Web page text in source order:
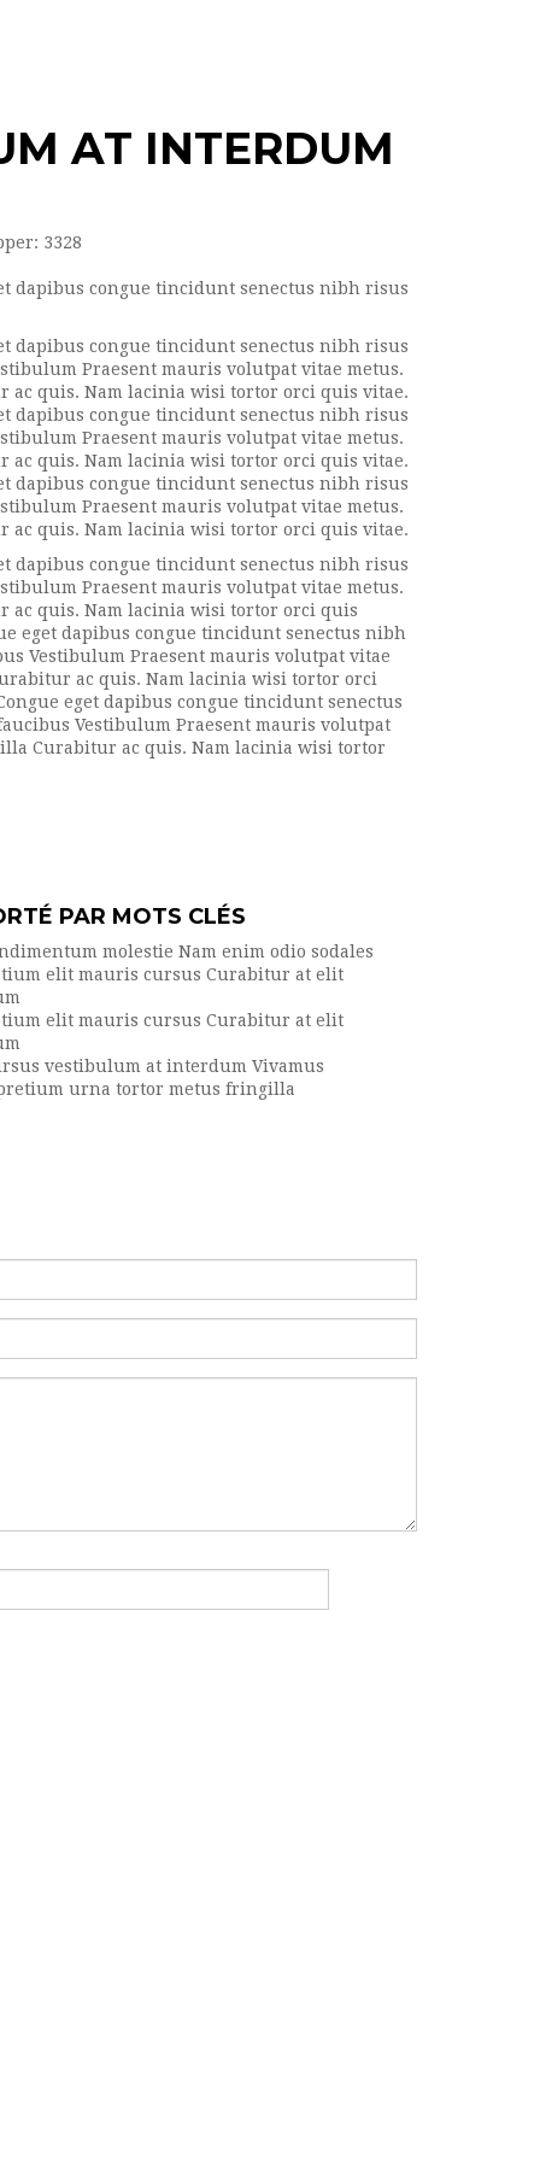
AT INTERDUM
3328
dapibus congue tincidunt senectus nibh risus
dapibus congue tincidunt senectus nibh risus
Praesent mauris volutpat vitae metus.
quis. Nam lacinia wisi tortor orci quis vitae.
dapibus congue tincidunt senectus nibh risus
Praesent mauris volutpat vitae metus.
quis. Nam lacinia wisi tortor orci quis vitae.
dapibus congue tincidunt senectus nibh risus
Praesent mauris volutpat vitae metus.
quis. Nam lacinia wisi tortor orci quis vitae.
dapibus congue tincidunt senectus nibh risus
Praesent mauris volutpat vitae metus.
quis. Nam lacinia wisi tortor orci quis
eget dapibus congue tincidunt senectus nibh
Vestibulum Praesent mauris volutpat vitae
ac quis. Nam lacinia wisi tortor orci
eget dapibus congue tincidunt senectus
Vestibulum Praesent mauris volutpat
Curabitur ac quis. Nam lacinia wisi tortor
PAR MOTS CLÉS
molestie Nam enim odio sodales
elit mauris cursus Curabitur at elit
elit mauris cursus Curabitur at elit
vestibulum at interdum Vivamus
urna tortor metus fringilla